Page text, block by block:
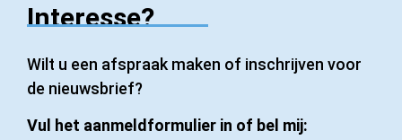
Interesse?
Wilt u een afspraak maken of inschrijven voor
de nieuwsbrief?
Vul het aanmeldformulier in of bel mij: